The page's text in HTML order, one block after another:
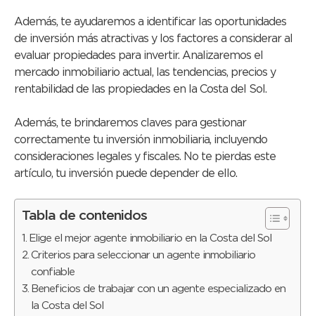
Además, te ayudaremos a identificar las oportunidades
de inversión más atractivas y los factores a considerar al
evaluar propiedades para invertir. Analizaremos el
mercado inmobiliario actual, las tendencias, precios y
rentabilidad de las propiedades en la Costa del Sol.
Además, te brindaremos claves para gestionar
correctamente tu inversión inmobiliaria, incluyendo
consideraciones legales y fiscales. No te pierdas este
artículo, tu inversión puede depender de ello.
Tabla de contenidos
Elige el mejor agente inmobiliario en la Costa del Sol
Criterios para seleccionar un agente inmobiliario
confiable
Beneficios de trabajar con un agente especializado en
la Costa del Sol